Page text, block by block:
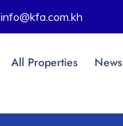
info@kfa.com.kh
All Properties News